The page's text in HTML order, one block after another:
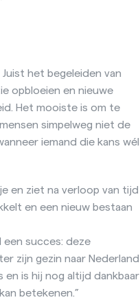
het begeleiden van
opbloeien en nieuwe
Het mooiste is om te
simpelweg niet de
iemand die kans wél
en ziet na verloop van tijd
en een nieuw bestaan
een succes: deze
zijn gezin naar Nederland
en is hij nog altijd dankbaar
betekenen.”